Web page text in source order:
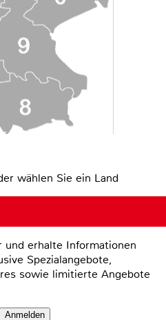
wählen Sie ein Land
erhalte Informationen
Spezialangebote,
sowie limitierte Angebote